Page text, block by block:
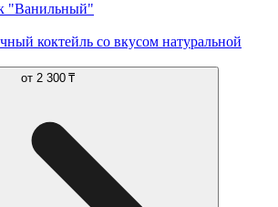
"Ванильный"
коктейль со вкусом натуральной
от 2 300 ₸